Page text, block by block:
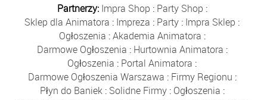
Partnerzy: Impra Shop : Party Shop :
Sklep dla Animatora : Impreza : Party : Impra Sklep :
Ogłoszenia :Akademia Animatora :
Darmowe Ogłoszenia : Hurtownia Animatora :
Ogłoszenia : Portal Animatora :
Darmowe Ogłoszenia Warszawa : Firmy Regionu :
Płyn do Baniek: Solidne Firmy: Ogłoszenia :